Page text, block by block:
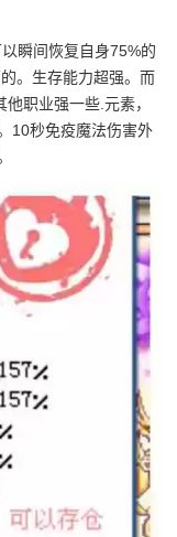
瞬间恢复自身75%的
。生存能力超强。而
职业强一些.元素，
10秒免疫魔法伤害外